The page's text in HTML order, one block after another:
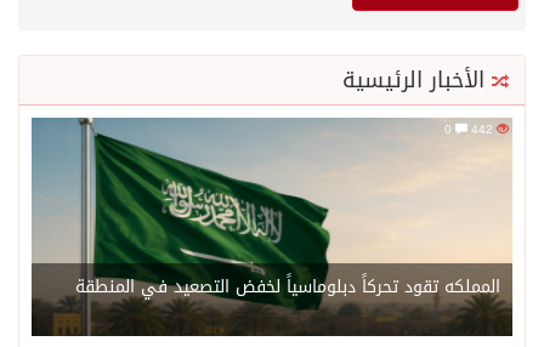
الأخبار الرئيسية
المملكه تقود تحركاً دبلوماسياً لخفض التصعيد في المنطقة